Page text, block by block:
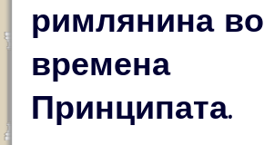
римлянина во
времена
Принципата.